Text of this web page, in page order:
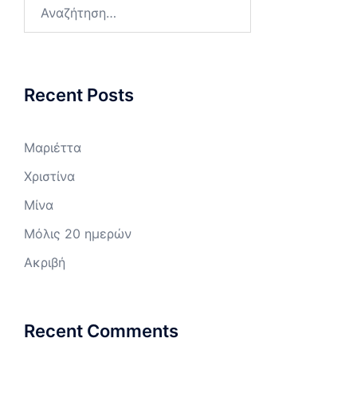
Recent Posts
Μαριέττα
Χριστίνα
Μίνα
Μόλις 20 ημερών
Ακριβή
Recent Comments